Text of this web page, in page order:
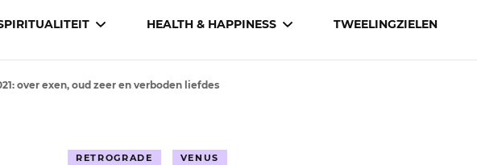
HEALTH & HAPPINESS TWEELINGZIELEN
over exen, oud zeer en verboden liefdes
RETROGRADE VENUS